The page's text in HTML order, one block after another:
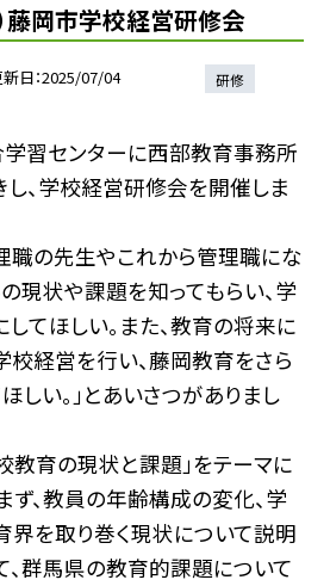
藤岡市学校経営研修会
日 2025/07/04 研修
習センターに西部教育事務所
、学校経営研修会を開催しま
職の先生やこれから管理職にな
現状や課題を知ってもらい、学
てほしい。また、教育の将来に
経営を行い、藤岡教育をさら
しい。」とあいさつがありまし
教育の現状と課題」をテーマに
ず、教員の年齢構成の変化、学
を取り巻く現状について説明
、群馬県の教育的課題について